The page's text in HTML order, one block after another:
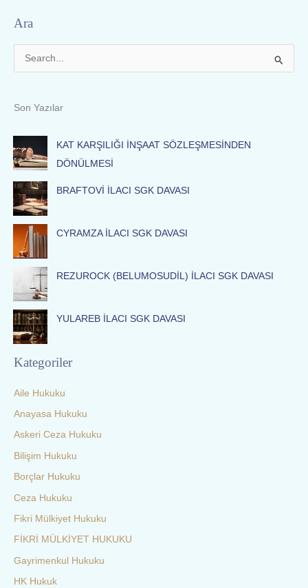
Ara
c
h
f
o
r
:
Son Yazılar
KAT KARŞILIĞI İNŞAAT SÖZLEŞMESİNDEN
DÖNÜLMESİ
BRAFTOVİ İLACI SGK DAVASI
CYRAMZA İLACI SGK DAVASI
REZUROCK (BELUMOSUDİL) İLACI SGK DAVASI
YULAREB İLACI SGK DAVASI
Kategoriler
Aile Hukuku
Anayasa Hukuku
Askeri Ceza Hukuku
Bilişim Hukuku
Borçlar Hukuku
Ceza Hukuku
Fikri Mülkiyet Hukuku
FİKRİ MÜLKİYET HUKUKU
Gayrimenkul Hukuku
HK Hukuk